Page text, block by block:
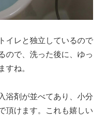
イレと独立しているので
ので、洗った後に、ゆっ
すね。
浴剤が並べてあり、小分
頂けます。これも嬉しい